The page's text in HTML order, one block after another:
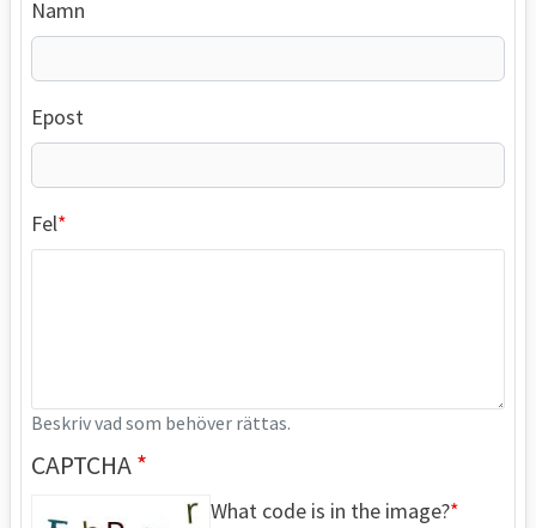
Namn
Epost
Fel
Beskriv vad som behöver rättas.
CAPTCHA
What code is in the image?